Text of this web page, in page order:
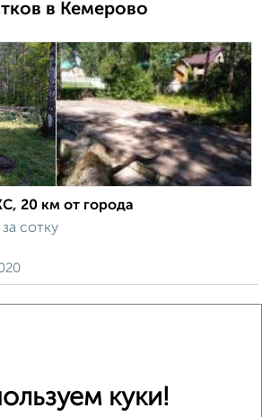
в Кемерово
20 км от города
за сотку
куки!